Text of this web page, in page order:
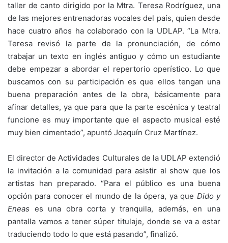
taller de canto dirigido por la Mtra. Teresa Rodríguez, una
de las mejores entrenadoras vocales del país, quien desde
hace cuatro años ha colaborado con la UDLAP. “La Mtra.
Teresa revisó la parte de la pronunciación, de cómo
trabajar un texto en inglés antiguo y cómo un estudiante
debe empezar a abordar el repertorio operístico. Lo que
buscamos con su participación es que ellos tengan una
buena preparación antes de la obra, básicamente para
afinar detalles, ya que para que la parte escénica y teatral
funcione es muy importante que el aspecto musical esté
muy bien cimentado”, apuntó Joaquín Cruz Martínez.
El director de Actividades Culturales de la UDLAP extendió
la invitación a la comunidad para asistir al show que los
artistas han preparado. “Para el público es una buena
opción para conocer el mundo de la ópera, ya que Dido y
Eneas es una obra corta y tranquila, además, en una
pantalla vamos a tener súper titulaje, donde se va a estar
traduciendo todo lo que está pasando”, finalizó.